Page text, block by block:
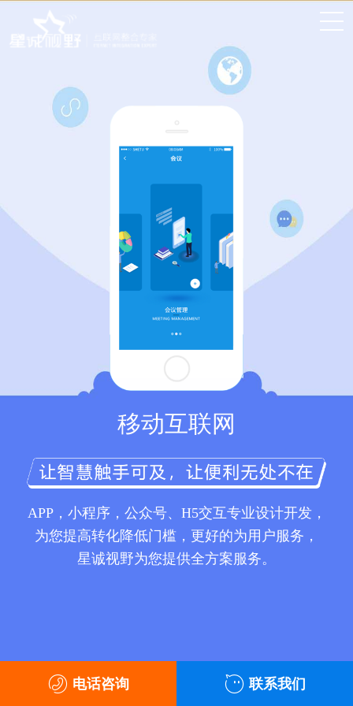
移动互联网
APP，小程序，公众号、H5交互专业设计开发，
为您提高转化降低门槛，更好的为用户服务，
星诚视野为您提供全方案服务。
电话咨询 联系我们